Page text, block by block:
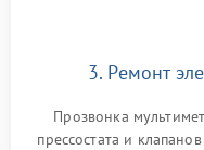
3. Ремонт
Прозвонка
прессостата и